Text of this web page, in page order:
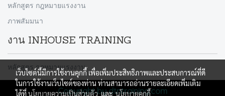
หลักสูตร กฎหมายแรงงาน
ภาพสัมมนา
งาน INHOUSE TRAINING
หลักสูตร กฎหมายแรงงาน
Copyright by dtntraining.com
เว็บไซต์นี้มีการใช้งานคุกกี้ เพื่อเพิ่มประสิทธิภาพและประสบการณ์ที่ดี
ในการใช้งานเว็บไซต์ของท่าน ท่านสามารถอ่านรายละเอียดเพิ่มเติม
ได้ที่นโยบายความเป็นส่วนตัวและนโยบายคุกกี้